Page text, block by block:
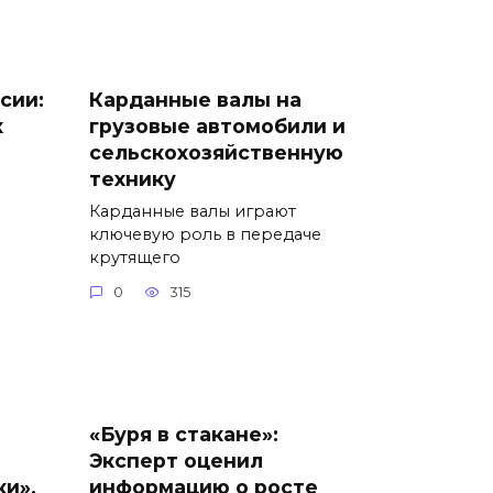
Карданные валы на
грузовые автомобили и
сельскохозяйственную
технику
Карданные валы играют
ключевую роль в передаче
крутящего
0 315
«Буря в стакане»:
Эксперт оценил
информацию о росте